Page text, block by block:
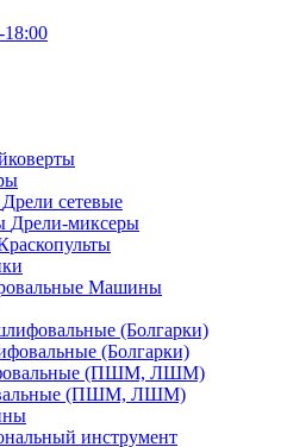
Дрели сетевые
Дрели-миксеры
Машины
(Болгарки)
(ПШМ, ЛШМ)